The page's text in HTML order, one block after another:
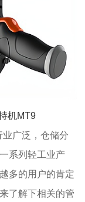
机MT9
广泛，仓储分
系列轻工业产
多的用户的肯定
了解下相关的管